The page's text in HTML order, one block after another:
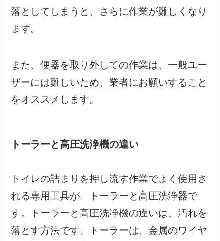
落としてしまうと、さらに作業が難しくなり
ます。
また、便器を取り外しての作業は、一般ユー
ザーには難しいため、業者にお願いすること
をオススメします。
トーラーと高圧洗浄機の違い
トイレの詰まりを押し流す作業でよく使用さ
れる専用工具が、トーラーと高圧洗浄器で
す。トーラーと高圧洗浄機の違いは、汚れを
落とす方法です。トーラーは、金属のワイヤ